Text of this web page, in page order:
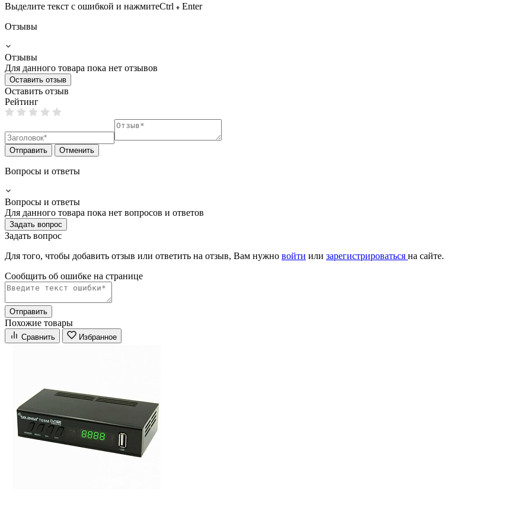
Выделите текст с ошибкой и нажмитеCtrl
Enter
Отзывы
Отзывы
Для данного товара пока нет отзывов
Оставить отзыв
Оставить отзыв
Рейтинг
Отправить Отменить
Вопросы и ответы
Вопросы и ответы
Для данного товара пока нет вопросов и ответов
Задать вопрос
Задать вопрос
Для того, чтобы добавить отзыв или ответить на отзыв, Вам нужно войти или зарегистрироваться на сайте.
Сообщить об ошибке на страницe
Отправить
Похожие товары
Сравнить Избранное